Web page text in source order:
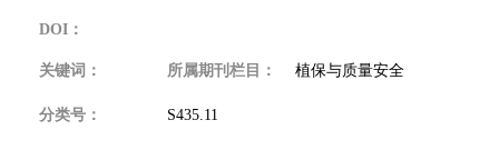
DOI：
关键词： 所属期刊栏目： 植保与质量安全
分类号： S435.11